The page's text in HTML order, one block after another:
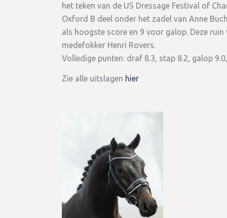
het teken van de US Dressage Festival of
Oxford B deel onder het zadel van Anne
als hoogste score en 9 voor galop. Deze
medefokker Henri Rovers.
Volledige punten: draf 8.3, stap 8.2, galop
Zie alle uitslagen hier